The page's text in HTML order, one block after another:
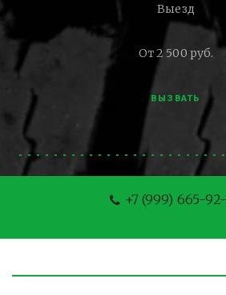
Выезд
От 2 500 руб.
ВЫЗВАТЬ
+7 (999) 665-